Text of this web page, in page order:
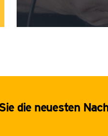
die neuesten